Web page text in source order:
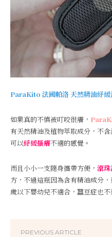
ParaKito 法國帕洛天然精油紓
如果真的不慎被叮咬很癢，
有天然精油及植物萃取成分，不
可以紓緩搔癢不適的感覺。
而且小小一支隨身攜帶方便， 滾
方，不過這瓶因為含有精油成分
歲以下嬰幼兒不適合，蠶豆症也
PREVIOUS ARTICLE